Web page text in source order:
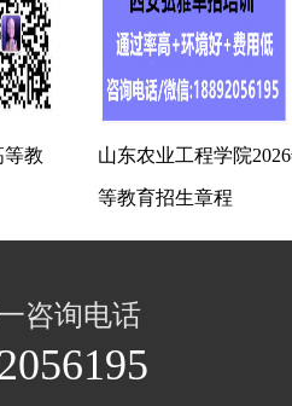
等教 山东农业工程学院
等教育招生章程
咨询电话